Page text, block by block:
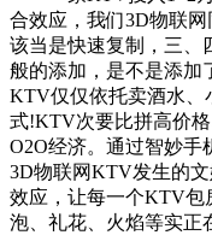
合效应，我们3D物联
该当是快速复制，三、
般的添加，是不是添加
KTV仅仅依托卖酒水、
式!KTV次要比拼高价
O2O经济。通过智妙手
3D物联网KTV发生的
效应，让每一个KTV包
泡、礼花、火焰等实正